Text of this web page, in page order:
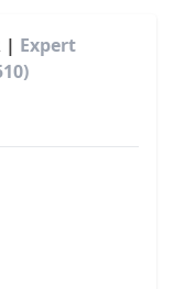
| Expert